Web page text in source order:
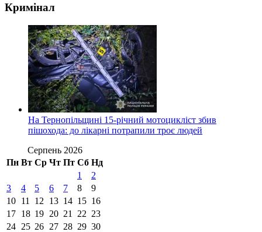
Кримінал
На Тернопільщині 15-річний мотоцикліст збив
пішохода: до лікарні потрапили троє людей
Серпень 2026
Пн Вт Ср Чт Пт Сб Нд
1
2
3
4 5 6 7 8
9
10 11 12 13 14 15 16
17 18 19 20 21 22 23
24 25 26 27 28 29 30